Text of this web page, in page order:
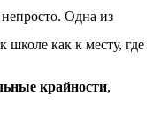
Одна из
школе как к месту, где
крайности,